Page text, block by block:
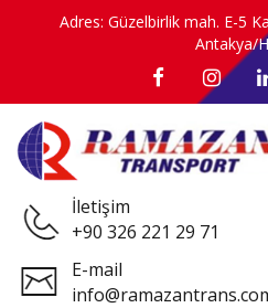
Adres: Güzelbirlik mah. E-5
Antakya/
İletişim
+90 326 221 29 71
E-mail